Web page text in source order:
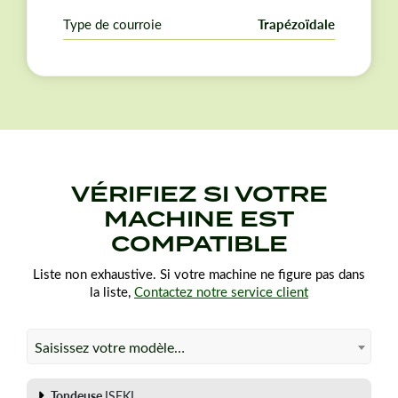
Type de courroie Trapézoïdale
VÉRIFIEZ SI VOTRE
MACHINE EST
COMPATIBLE
Liste non exhaustive. Si votre machine ne figure pas dans
la liste, Contactez notre service client
Saisissez votre modèle…